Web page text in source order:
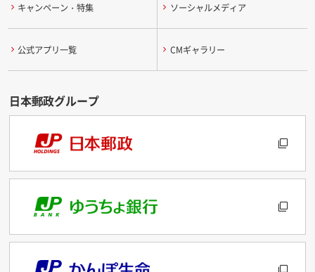
キャンペーン・特集 ソーシャルメディア
公式アプリ一覧 CMギャラリー